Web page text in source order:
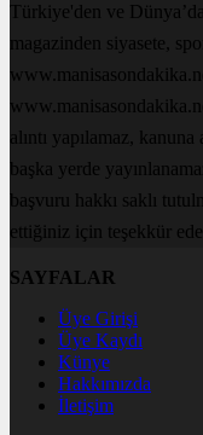
Türkiye'den ve
magazinden siyasete,
alıntı yapılamaz,
başka yerde
başvuru hakkı saklı
ettiğiniz için teşekkür
SAYFALAR
Üye Girişi
Üye Kaydı
Künye
Hakkımızda
İletişim